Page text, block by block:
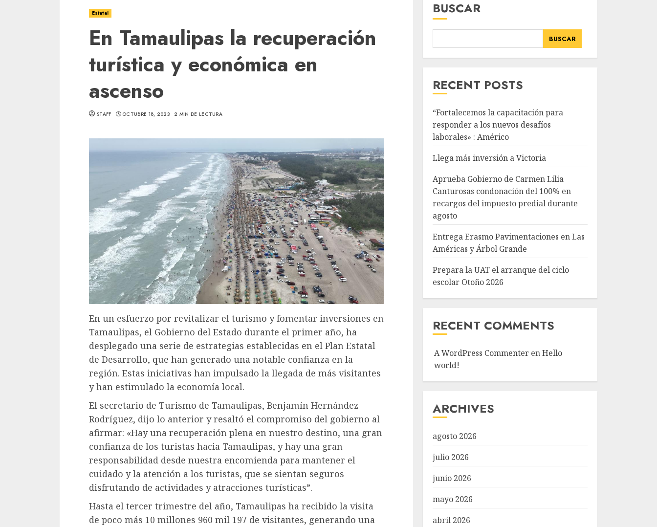
Estatal
En Tamaulipas la recuperación
turística y económica en
ascenso
STAFF OCTUBRE 18, 2023 2 MIN DE LECTURA
En un esfuerzo por revitalizar el turismo y fomentar inversiones en
Tamaulipas, el Gobierno del Estado durante el primer año, ha
desplegado una serie de estrategias establecidas en el Plan Estatal
de Desarrollo, que han generado una notable confianza en la
región. Estas iniciativas han impulsado la llegada de más visitantes
y han estimulado la economía local.
El secretario de Turismo de Tamaulipas, Benjamín Hernández
Rodríguez, dijo lo anterior y resaltó el compromiso del gobierno al
afirmar: «Hay una recuperación plena en nuestro destino, una gran
confianza de los turistas hacia Tamaulipas, y hay una gran
responsabilidad desde nuestra encomienda para mantener el
cuidado y la atención a los turistas, que se sientan seguros
disfrutando de actividades y atracciones turísticas”.
Hasta el tercer trimestre del año, Tamaulipas ha recibido la visita
de poco más 10 millones 960 mil 197 de visitantes, generando una
BUSCAR
BUSCAR
RECENT POSTS
“Fortalecemos la capacitación para
responder a los nuevos desafíos
laborales» : Américo
Llega más inversión a Victoria
Aprueba Gobierno de Carmen Lilia
Canturosas condonación del 100% en
recargos del impuesto predial durante
agosto
Entrega Erasmo Pavimentaciones en Las
Américas y Árbol Grande
Prepara la UAT el arranque del ciclo
escolar Otoño 2026
RECENT COMMENTS
A WordPress Commenter enHello
world!
ARCHIVES
agosto 2026
julio 2026
junio 2026
mayo 2026
abril 2026